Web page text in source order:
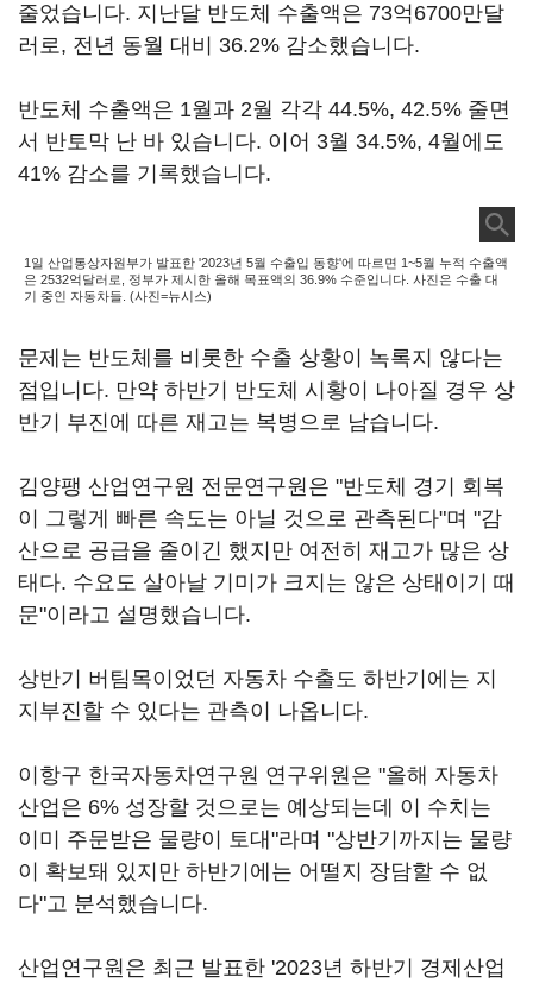
줄었습니다. 지난달 반도체 수출액은 73억6700만달
러로, 전년 동월 대비 36.2% 감소했습니다.
반도체 수출액은 1월과 2월 각각 44.5%, 42.5% 줄면
서 반토막 난 바 있습니다. 이어 3월 34.5%, 4월에도
41% 감소를 기록했습니다.
1일 산업통상자원부가 발표한 '2023년 5월 수출입 동향'에 따르면 1~5월 누적 수출액
은 2532억달러로, 정부가 제시한 올해 목표액의 36.9% 수준입니다. 사진은 수출 대
기 중인 자동차들. (사진=뉴시스)
문제는 반도체를 비롯한 수출 상황이 녹록지 않다는
점입니다. 만약 하반기 반도체 시황이 나아질 경우 상
반기 부진에 따른 재고는 복병으로 남습니다.
김양팽 산업연구원 전문연구원은 "반도체 경기 회복
이 그렇게 빠른 속도는 아닐 것으로 관측된다"며 "감
산으로 공급을 줄이긴 했지만 여전히 재고가 많은 상
태다. 수요도 살아날 기미가 크지는 않은 상태이기 때
문"이라고 설명했습니다.
상반기 버팀목이었던 자동차 수출도 하반기에는 지
지부진할 수 있다는 관측이 나옵니다.
이항구 한국자동차연구원 연구위원은 "올해 자동차
산업은 6% 성장할 것으로는 예상되는데 이 수치는
이미 주문받은 물량이 토대"라며 "상반기까지는 물량
이 확보돼 있지만 하반기에는 어떨지 장담할 수 없
다"고 분석했습니다.
산업연구원은 최근 발표한 '2023년 하반기 경제산업